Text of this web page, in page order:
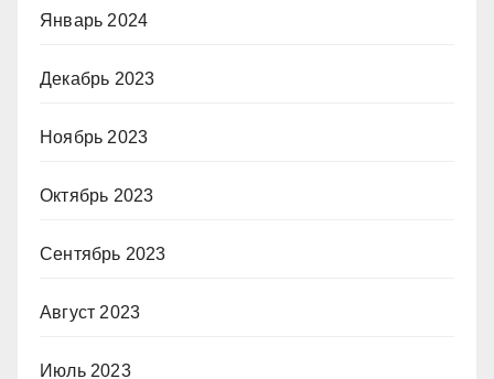
Январь 2024
Декабрь 2023
Ноябрь 2023
Октябрь 2023
Сентябрь 2023
Август 2023
Июль 2023